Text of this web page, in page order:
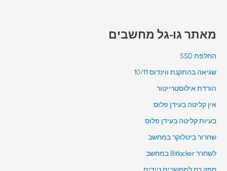
מאתר גו-גל מחשבים
החלפת SSD
שגיאה בהתקנת ווינדוס 10/11
הורדת אילוסטרייטור
אין קליטה בעידן פלוס
בעיות קליטה בעידן פלוס
שחרור ביטלוקר במחשב
לשחרר Bitlocker במחשב